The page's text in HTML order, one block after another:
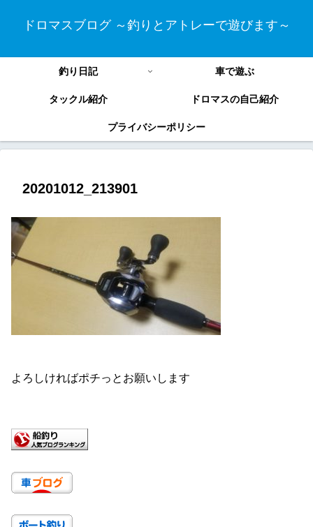
ドロマスブログ ～釣りとアトレーで遊びます～
釣り日記 車で遊ぶ
タックル紹介 ドロマスの自己紹介
プライバシーポリシー
20201012_213901
よろしければポチっとお願いします